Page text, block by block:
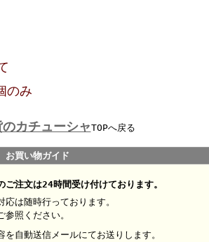
のみ
カチューシャTOPへ戻る
お買い物ガイド
ご注文は24時間受け付けております。
応は随時行っております。
照ください。
を自動送信メールにてお送りします。